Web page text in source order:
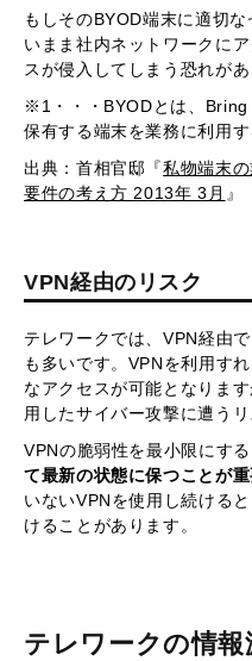
もしそのBYOD端末に適切
いまま社内ネットワークに
スが侵入してしまう恐れがあ
※1・・・BYODとは、
保有する端末を業務に利用す
出典：首相官邸『私物端末
要件の考え方 2013年 3月 』
VPN経由のリスク
テレワークでは、VPN経由
も多いです。VPNを利用す
なアクセスが可能となりま
用したサイバー攻撃に遭うリ
VPNの脆弱性を最小限にする
て最新の状態に保つことが重
いないVPNを使用し続ける
けることがあります。
テレワークの情